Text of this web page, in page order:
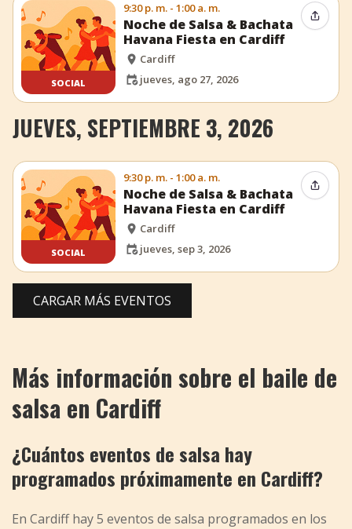
SOCIAL
9:30 p. m. - 1:00 a. m.
Noche de Salsa & Bachata
Havana Fiesta en Cardiff
Cardiff
jueves, ago 27, 2026
JUEVES, SEPTIEMBRE 3, 2026
SOCIAL
9:30 p. m. - 1:00 a. m.
Noche de Salsa & Bachata
Havana Fiesta en Cardiff
Cardiff
jueves, sep 3, 2026
CARGAR MÁS EVENTOS
Más información sobre el baile de
salsa en Cardiff
¿Cuántos eventos de salsa hay
programados próximamente en Cardiff?
En Cardiff hay 5 eventos de salsa programados en los